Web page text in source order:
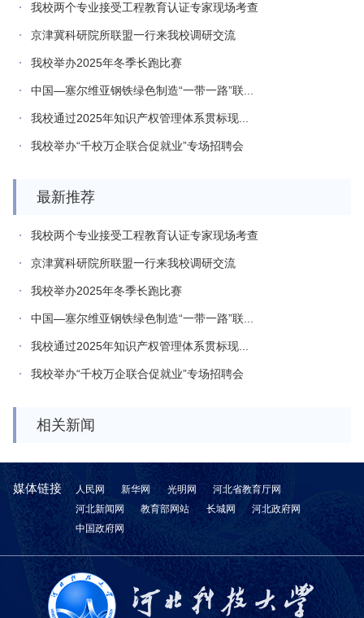
我校两个专业接受工程教育认证专家现场考查
京津冀科研院所联盟一行来我校调研交流
我校举办2025年冬季长跑比赛
中国—塞尔维亚钢铁绿色制造“一带一路”联...
我校通过2025年知识产权管理体系贯标现...
我校举办“千校万企联合促就业”专场招聘会
最新推荐
我校两个专业接受工程教育认证专家现场考查
京津冀科研院所联盟一行来我校调研交流
我校举办2025年冬季长跑比赛
中国—塞尔维亚钢铁绿色制造“一带一路”联...
我校通过2025年知识产权管理体系贯标现...
我校举办“千校万企联合促就业”专场招聘会
相关新闻
媒体链接 人民网 新华网 光明网
河北省教育厅网
河北新闻网
教育部网站 长城网
河北政府网
中国政府网